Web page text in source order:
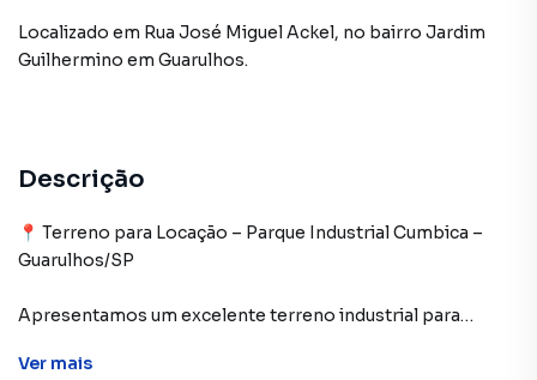
Localizado em Rua José Miguel Ackel, no bairro Jardim
Guilhermino em Guarulhos.
Descrição
📍 Terreno para Locação – Parque Industrial Cumbica –
Guarulhos/SP
Apresentamos um excelente terreno industrial para
localizado no Parque Industrial Cumbica, em Guarulhos –
Ver mais